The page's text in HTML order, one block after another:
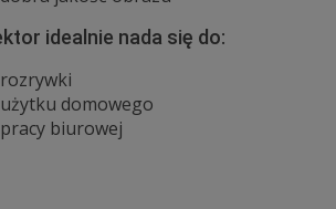
idealnie nada się do:
rozrywki
użytku domowego
pracy biurowej